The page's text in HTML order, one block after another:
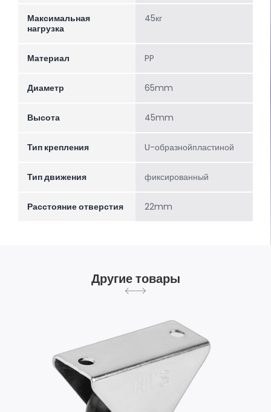
Максимальная
нагрузка
45кг
Материал PP
Диаметр 65mm
Высота 45mm
Тип крепления U-образнойпластиной
Тип движения фиксированный
Расстояние отверстия 22mm
Другие товары